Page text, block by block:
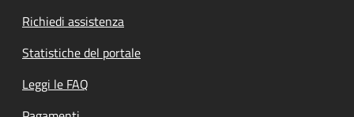
Richiedi assistenza
Statistiche del portale
Leggi le FAQ